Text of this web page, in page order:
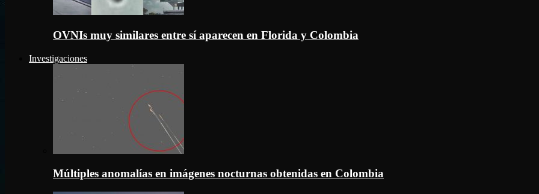
OVNIs muy similares entre sí aparecen en Florida y Colombia
Investigaciones
Múltiples anomalías en imágenes nocturnas obtenidas en Colombia